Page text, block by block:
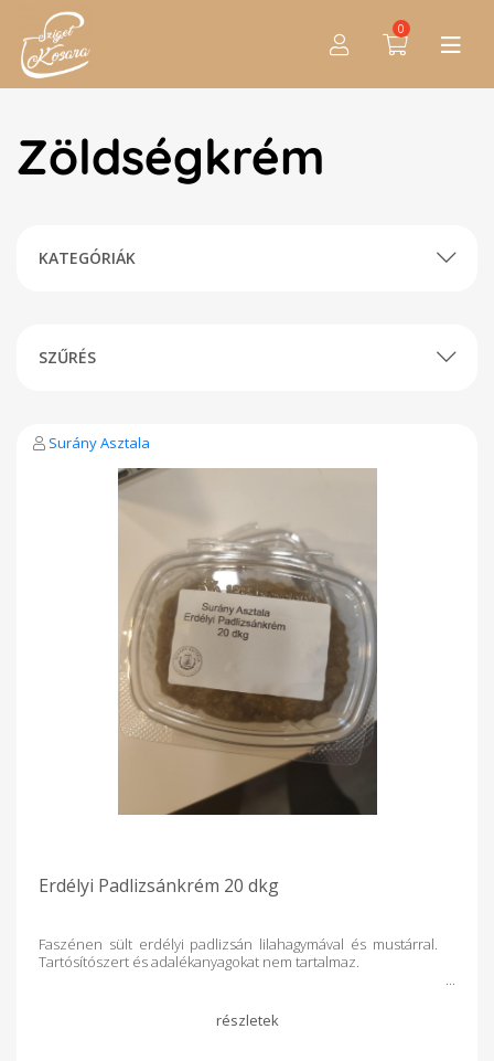
0
Zöldségkrém
KATEGÓRIÁK
SZŰRÉS
Surány Asztala
Erdélyi Padlizsánkrém 20 dkg
Faszénen sült erdélyi padlizsán lilahagymával és mustárral.
Tartósítószert és adalékanyagokat nem tartalmaz.